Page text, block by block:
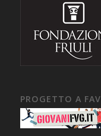
PROGETTO A